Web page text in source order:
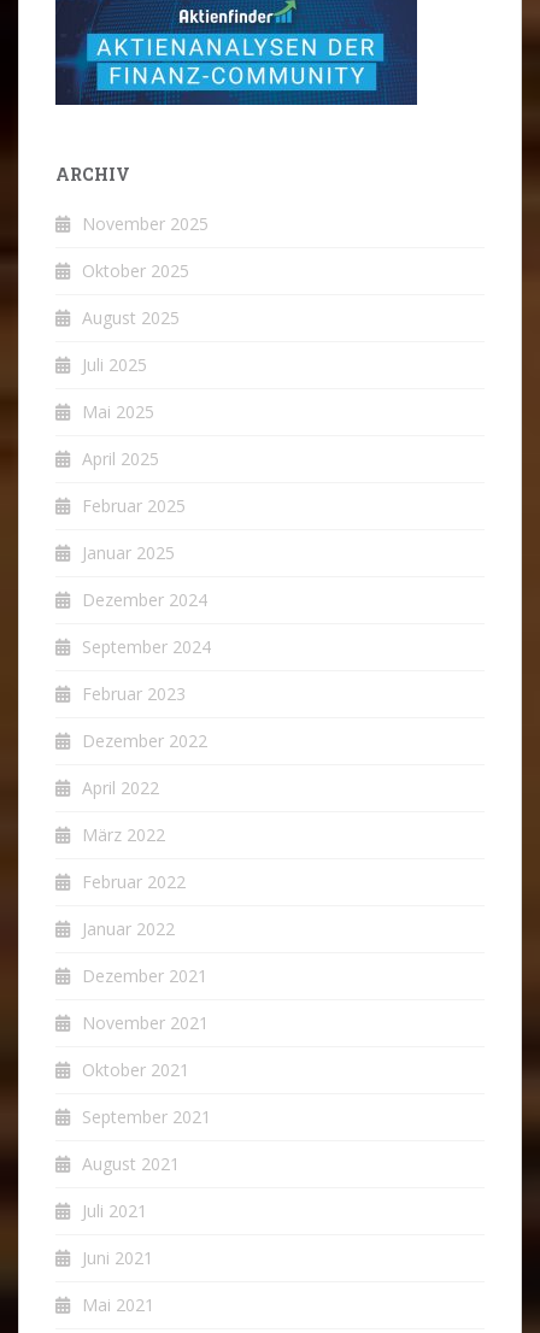
ARCHIV
November 2025
Oktober 2025
August 2025
Juli 2025
Mai 2025
April 2025
Februar 2025
Januar 2025
Dezember 2024
September 2024
Februar 2023
Dezember 2022
April 2022
März 2022
Februar 2022
Januar 2022
Dezember 2021
November 2021
Oktober 2021
September 2021
August 2021
Juli 2021
Juni 2021
Mai 2021